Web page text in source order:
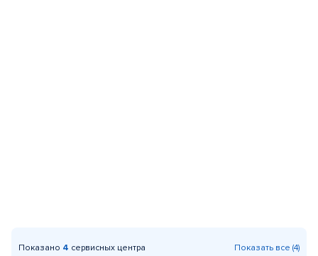
Показано 4 сервисных центра Показать все (4)